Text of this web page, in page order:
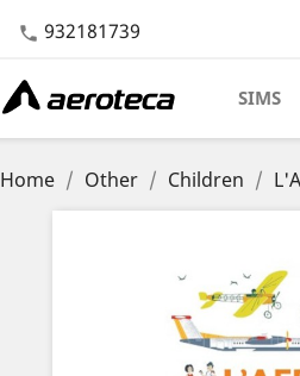
 932181739
SIMS
Home Other Children